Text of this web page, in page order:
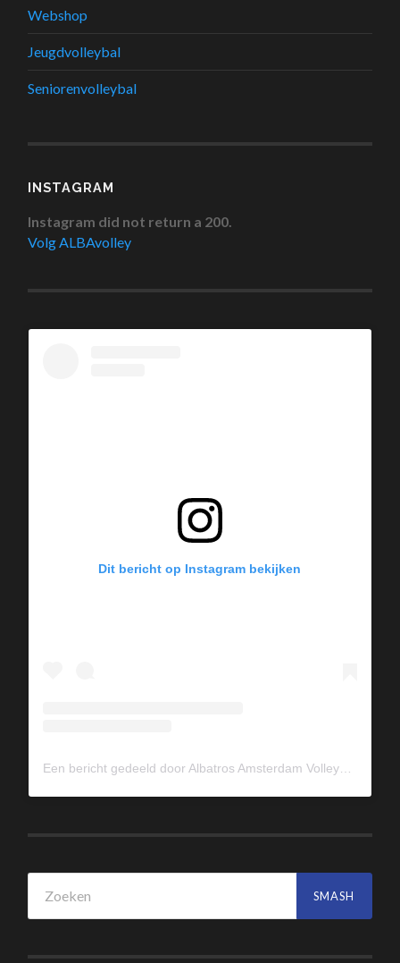
Webshop
Jeugdvolleybal
Seniorenvolleybal
INSTAGRAM
Instagram did not return a 200.
Volg ALBAvolley
Dit bericht op Instagram bekijken